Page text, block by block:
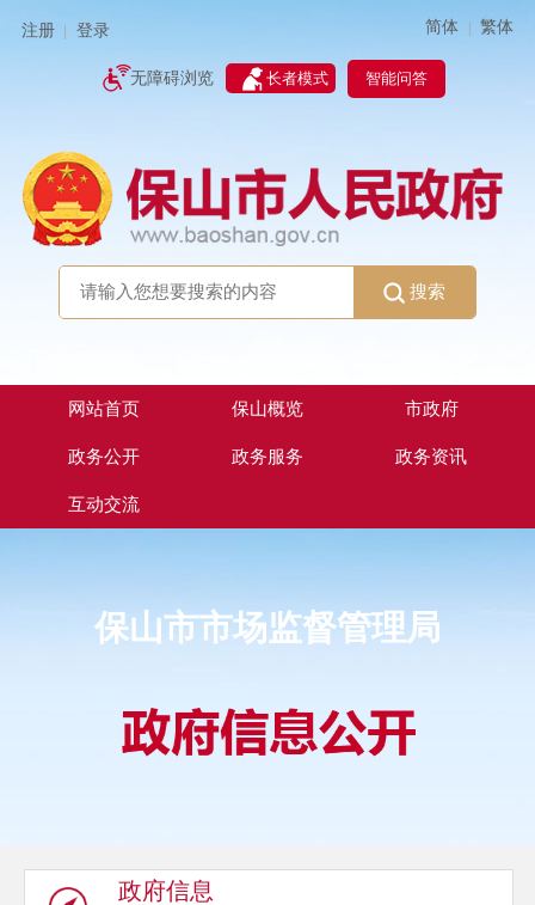
注册 登录 简体 | 繁体
无障碍浏览 长者模式 智能问答
搜索
网站首页 保山概览 市政府
政务公开 政务服务 政务资讯
互动交流
保山市市场监督管理局
政府信息